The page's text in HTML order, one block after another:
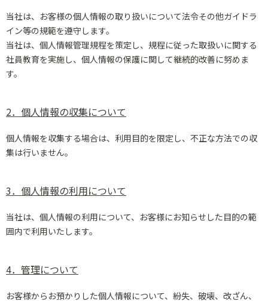
当社は、お客様の個人情報の取り扱いについて法令その他ガイドラ
イン等の規範を遵守します。
当社は、個人情報管理規程を策定し、規程に従った取扱いに関する
社員教育を実施し、個人情報の保護に関して継続的改善に努めま
す。
2．個人情報の収集について
個人情報を収集する場合は、利用目的を限定し、不正な方法での収
集は行いません。
3．個人情報の利用について
当社は、個人情報の利用について、お客様にお知らせした目的の範
囲内で利用いたします。
4．管理について
お客様からお預かりした個人情報について、紛失、破壊、改ざん、